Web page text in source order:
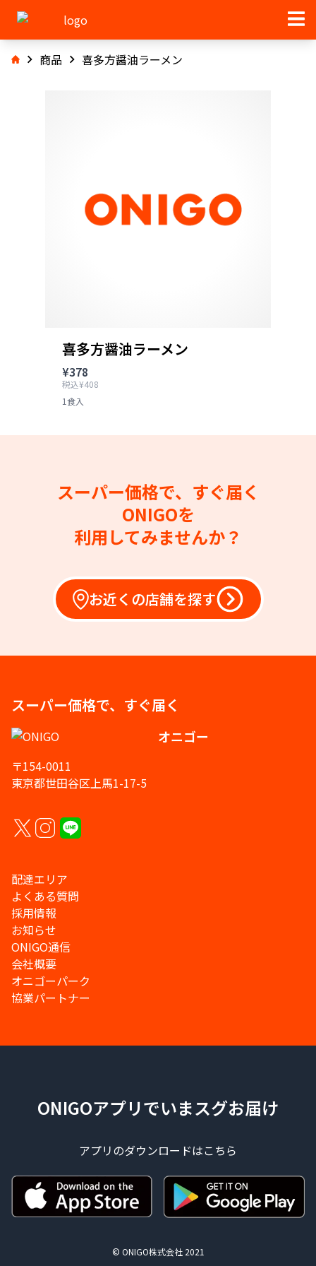
商品 喜多方醤油ラーメン
喜多方醤油ラーメン
¥378
税込¥408
1食入
スーパー価格で、すぐ届く
ONIGOを
利用してみませんか？
お近くの店舗を探す
スーパー価格で、すぐ届く
オニゴー
〒154-0011
東京都世田谷区上馬1-17-5
配達エリア
よくある質問
採用情報
お知らせ
ONIGO通信
会社概要
オニゴーパーク
協業パートナー
ONIGOアプリでいまスグお届け
アプリのダウンロードはこちら
© ONIGO株式会社 2021